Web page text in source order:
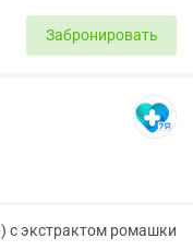
Забронировать
с экстрактом ромашки